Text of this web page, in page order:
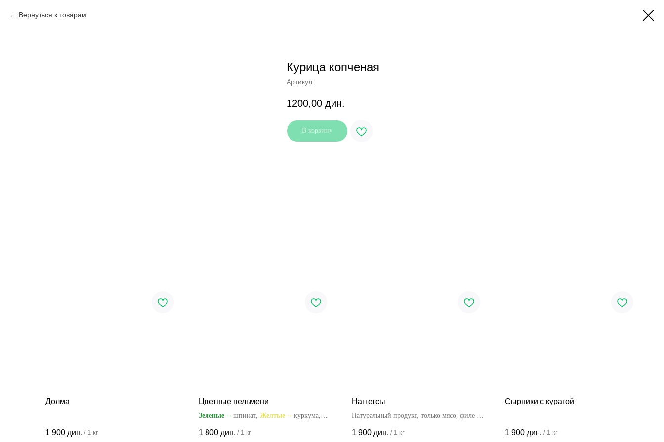
Вернуться к товарам
Курица копченая
Артикул:
1200,00 дин.
В корзину
Долма
1 900 дин. / 1 кг
Цветные пельмени
Зеленые -- шпинат, Желтые -- куркума,
1 800 дин. / 1 кг
Наггетсы
Натуральный продукт, только мясо, филе и
1 900 дин. / 1 кг
Сырники с курагой
1 900 дин. / 1 кг